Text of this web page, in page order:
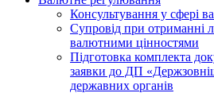
Консультування у сфері
Супровід при отриманні
валютними цінностями
Підготовка комплекта
заявки до ДП
державних органів